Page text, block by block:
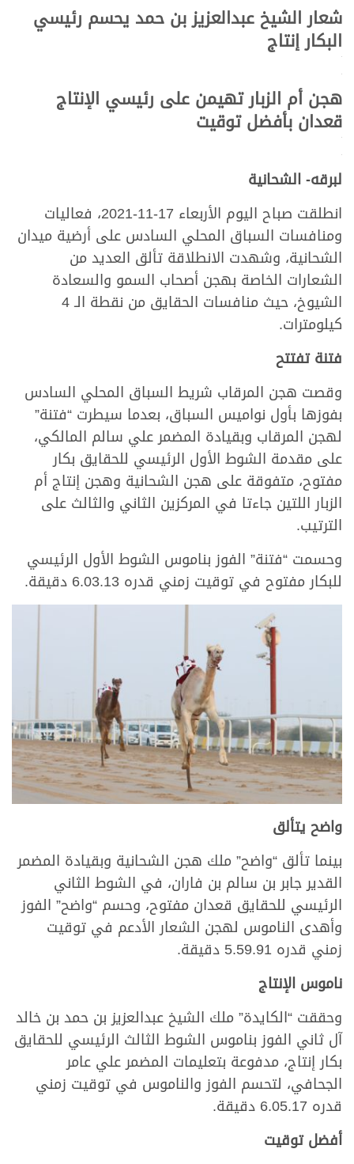
شعار الشيخ عبدالعزيز بن حمد يحسم رئيسي
البكار إنتاج.
.
هجن أم الزبار تهيمن على رئيسي الإنتاج
قعدان بأفضل توقيت.
.
لبرقه- الشحانية
انطلقت صباح اليوم الأربعاء 17-11-2021، فعاليات
ومنافسات السباق المحلي السادس على أرضية ميدان
الشحانية، وشهدت الانطلاقة تألق العديد من
الشعارات الخاصة بهجن أصحاب السمو والسعادة
الشيوخ، حيث منافسات الحقايق من نقطة الـ 4
كيلومترات.
فتنة تفتتح
وقصت هجن المرقاب شريط السباق المحلي السادس
بفوزها بأول نواميس السباق، بعدما سيطرت “فتنة”
لهجن المرقاب وبقيادة المضمر علي سالم المالكي،
على مقدمة الشوط الأول الرئيسي للحقايق بكار
مفتوح، متفوقة على هجن الشحانية وهجن إنتاج أم
الزبار اللتين جاءتا في المركزين الثاني والثالث على
الترتيب.
وحسمت “فتنة” الفوز بناموس الشوط الأول الرئيسي
للبكار مفتوح في توقيت زمني قدره 6.03.13 دقيقة.
واضح يتألق
بينما تألق “واضح” ملك هجن الشحانية وبقيادة المضمر
القدير جابر بن سالم بن فاران، في الشوط الثاني
الرئيسي للحقايق قعدان مفتوح، وحسم “واضح” الفوز
وأهدى الناموس لهجن الشعار الأدعم في توقيت
زمني قدره 5.59.91 دقيقة.
ناموس الإنتاج
وحققت “الكايدة” ملك الشيخ عبدالعزيز بن حمد بن خالد
آل ثاني الفوز بناموس الشوط الثالث الرئيسي للحقايق
بكار إنتاج، مدفوعة بتعليمات المضمر علي عامر
الجحافي، لتحسم الفوز والناموس في توقيت زمني
قدره 6.05.17 دقيقة.
أفضل توقيت